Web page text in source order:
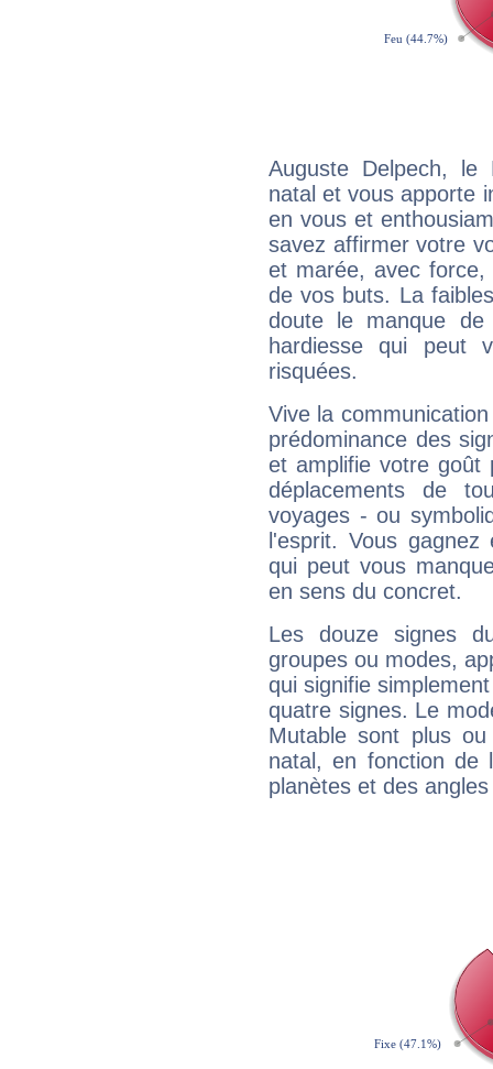
Auguste Delpech, le
natal et vous apporte
en vous et
savez affirmer votre
et marée, avec
de vos buts. La
doute le manque
hardiesse qui peut
risquées.
Vive la
prédominance des
et amplifie votre goût
déplacements de
voyages - ou
l'esprit. Vous
qui peut vous
en sens du concret.
Les douze signes
groupes ou modes,
qui signifie
quatre signes. Le
Mutable sont plus
natal, en fonction de
planètes et des